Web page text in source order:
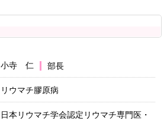
小寺 仁 部長
リウマチ膠原病
日本リウマチ学会認定リウマチ専門医・